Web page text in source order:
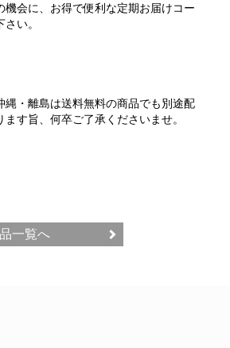
会に、お得で便利な定期お届けコー
い。
・離島は送料無料の商品でも別途配
ます旨、何卒ご了承くださいませ。
一覧へ